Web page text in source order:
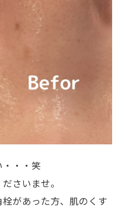
・・笑
さいませ。
があった方、肌のくす